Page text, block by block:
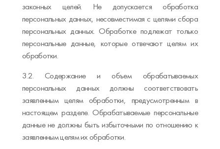
законных целей. Не допускается обработка
персональных данных, несовместимая с целями сбора
персональных данных. Обработке подлежат только
персональные данные, которые отвечают целям их
обработки.
3.2. Содержание и объем обрабатываемых
персональных данных должны соответствовать
заявленным целям обработки, предусмотренным в
настоящем разделе. Обрабатываемые персональные
данные не должны быть избыточными по отношению к
заявленным целям их обработки.